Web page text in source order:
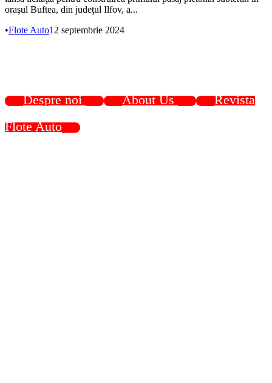
oraşul Buftea, din judeţul Ilfov, a...
•Flote Auto12 septembrie 2024
Despre noi About Us
Revista
Flote Auto